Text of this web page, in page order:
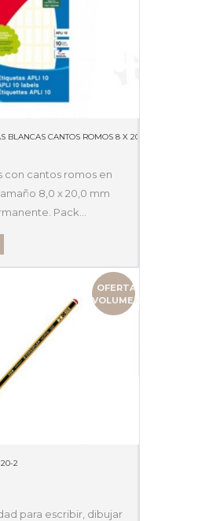
BLANCAS CANTOS ROMOS 8 X 20MM 01633
con cantos romos en
8,0 x 20,0 mm
Pack…
OFERTA
VOLUMEN
2
para escribir, dibujar